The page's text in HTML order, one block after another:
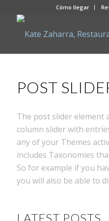
Cómo llegar
POST
The post slider element
column slider with
any of your Themes
includes Taxonomies
So for example if you
you will also be able to
LATEST POSTS